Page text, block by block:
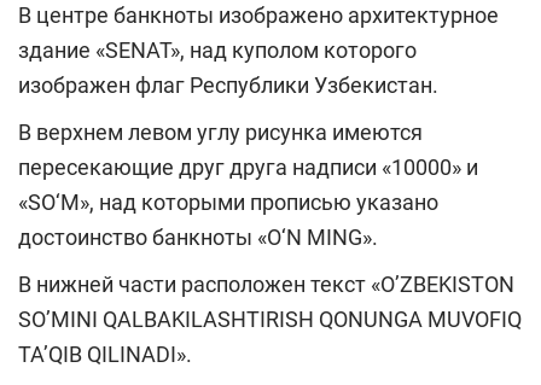
В центре банкноты изображено архитектурное
здание «SENAT», над куполом которого
изображен флаг Республики Узбекистан.
В верхнем левом углу рисунка имеются
пересекающие друг друга надписи «10000» и
«SO‘M», над которыми прописью указано
достоинство банкноты «O‘N MING».
В нижней части расположен текст «O’ZBEKISTON
SO’MINI QALBAKILASHTIRISH QONUNGA MUVOFIQ
TA’QIB QILINADI».